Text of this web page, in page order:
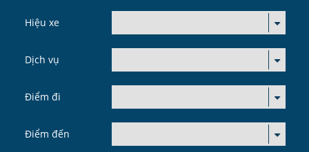
Hiệu xe
Dịch vụ
Điểm đi
Điểm đến